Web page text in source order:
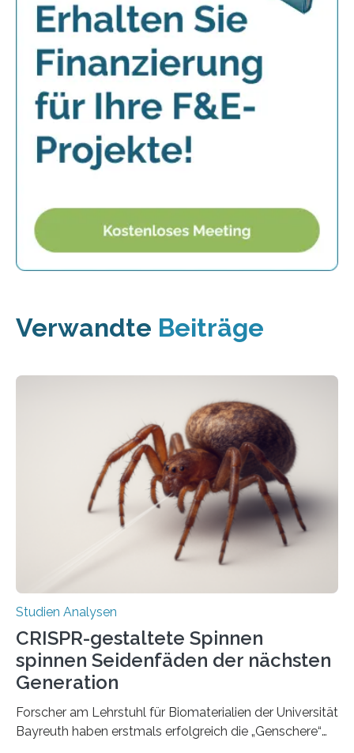
Verwandte Beiträge
Studien Analysen
CRISPR-gestaltete Spinnen
spinnen Seidenfäden der nächsten
Generation
Forscher am Lehrstuhl für Biomaterialien der Universität
Bayreuth haben erstmals erfolgreich die „Genschere“